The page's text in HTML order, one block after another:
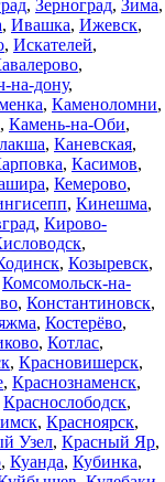
, Зерноград, Зима,
, Ивашка, Ижевск,
, Искателей,
,
на-дону,
, Каменоломни,
, Камень-на-Оби,
, Каневская,
, Касимов,
, Кемерово,
, Кинешма,
, Кирово-
,
, Козыревск,
Комсомольск-на-
, Константиновск,
, Костерёво,
, Котлас,
, Красновишерск,
, Краснознаменск,
Краснослободск,
, Красноярск,
Узел, Красный Яр,
, Куанда, Кубинка,